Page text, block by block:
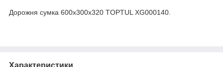
Дорожня сумка 600x300x320 TOPTUL XG000140.
Характеристики